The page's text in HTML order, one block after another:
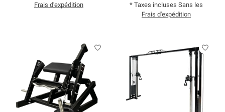
Frais d'expédition
* Taxes incluses Sans les
Frais d'expédition